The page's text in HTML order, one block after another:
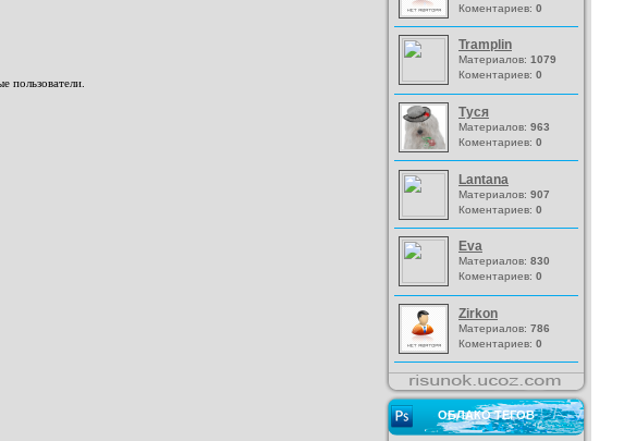
пользователи.
Коментариев: 0
Tramplin
Материалов: 1079
Коментариев: 0
Туся
Материалов: 963
Коментариев: 0
Lantana
Материалов: 907
Коментариев: 0
Eva
Материалов: 830
Коментариев: 0
Zirkon
Материалов: 786
Коментариев: 0
ОБЛАКО ТЕГОВ